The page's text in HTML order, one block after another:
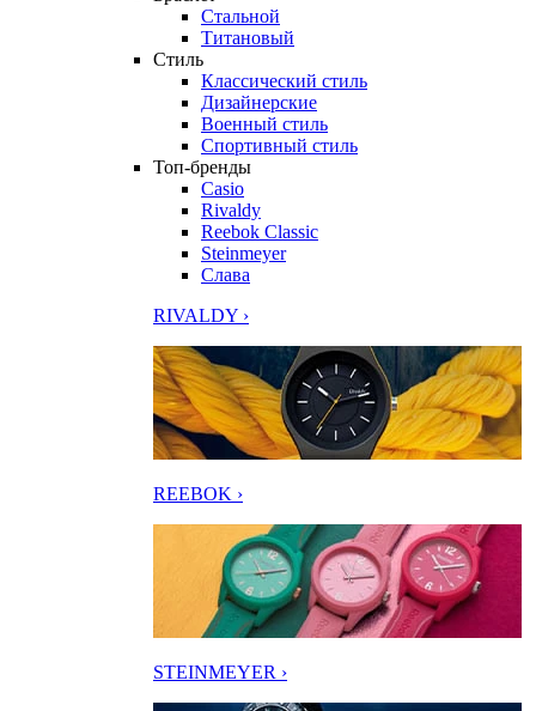
Стальной
Титановый
Стиль
Классический стиль
Дизайнерские
Военный стиль
Спортивный стиль
Топ-бренды
Casio
Rivaldy
Reebok Classic
Steinmeyer
Слава
RIVALDY ›
REEBOK ›
STEINMEYER ›